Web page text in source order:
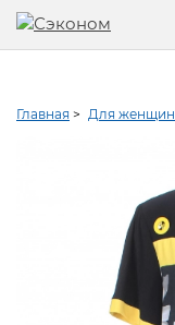
Главная > Для женщин